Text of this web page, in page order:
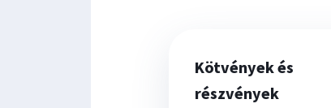
Kötvények és
részvények